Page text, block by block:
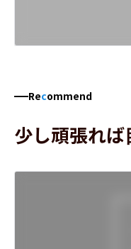
Recommend
少し頑張れ